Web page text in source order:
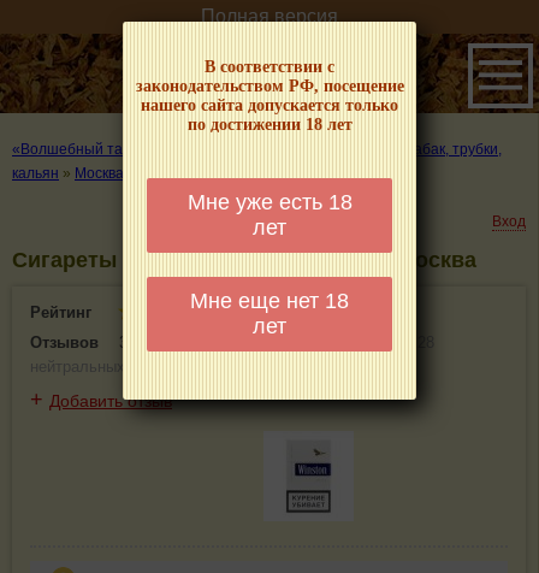
В соответствии с
законодательством РФ, посещение
нашего сайта допускается только
по достижении 18 лет
Мне уже есть 18
лет
Мне еще нет 18
лет
Полная версия
«Волшебный табачок» – о табаке и курении
Где купить табак, трубки,
кальян » Москва
Вход
Сигареты - информация и отзывы. Москва
Рейтинг
3.9(32)
Отзывов
31
нейтральных
+ Добавить отзыв